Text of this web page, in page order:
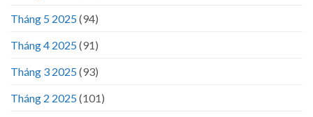
Tháng 5 2025(94)
Tháng 4 2025(91)
Tháng 3 2025(93)
Tháng 2 2025(101)